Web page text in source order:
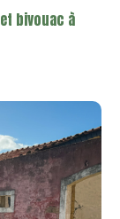
bivouac à